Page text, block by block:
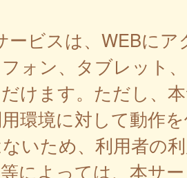
ビスは、WEBにア
ォン、タブレット
けます。ただし、
環境に対して動作
いため、利用者の
によっては、本サ